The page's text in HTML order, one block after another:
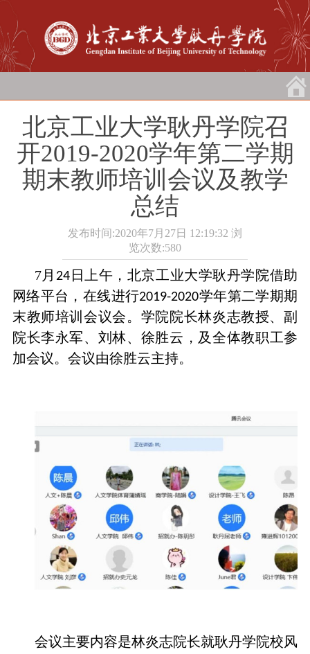
北京工业大学耿丹学院召
开2019-2020学年第二学期
期末教师培训会议及教学
总结
发布时间:2020年7月27日 12:19:32 浏
览次数:580
7月 24 日上午，北京工业大学耿丹学院借助
网络平台，在线进行2019-2020学年第二学期期
末教师培训会议会。学院院长林炎志教授、副
院长李永军、 刘林、 徐胜云，及全体教职工参
加会议。会议由徐胜云主持。
会议主要内容是林炎志院长就耿丹学院校风